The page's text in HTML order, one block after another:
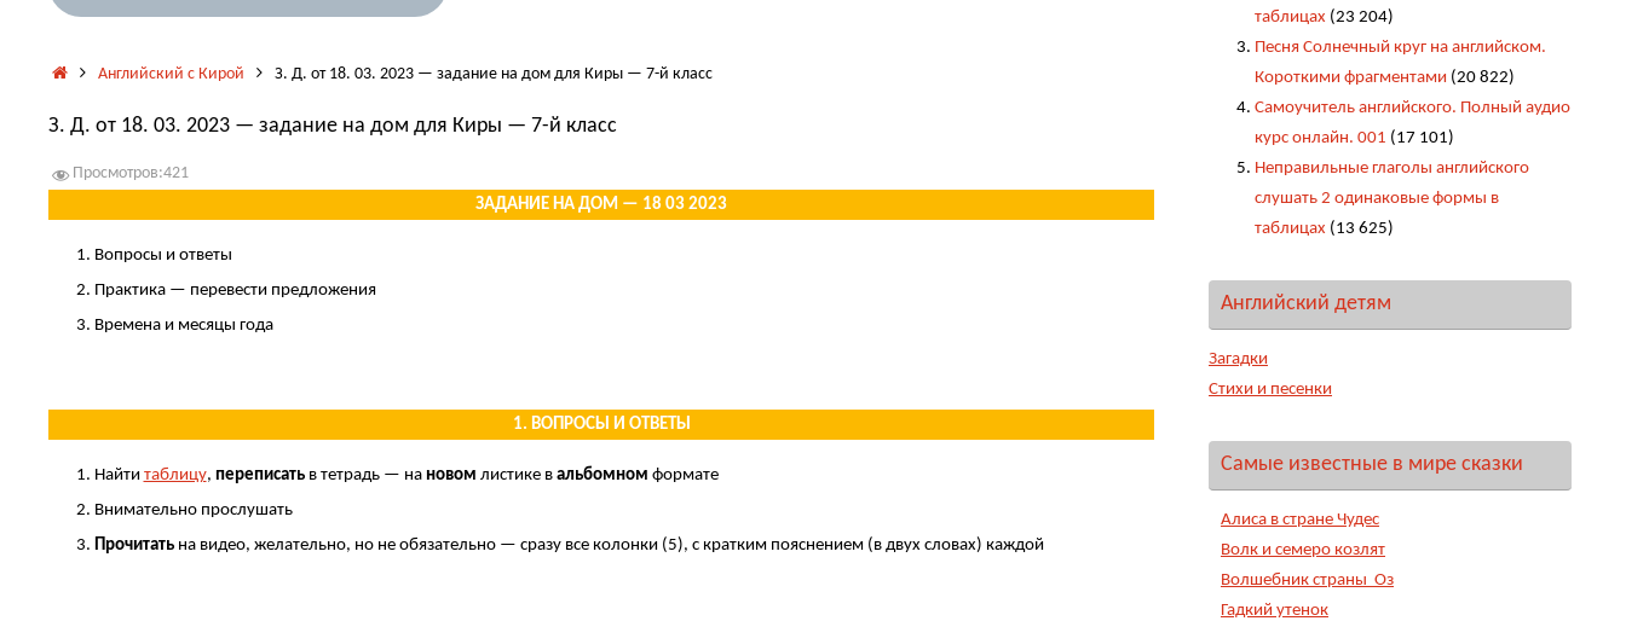
Главная
Английский с Кирой З. Д. от 18. 03. 2023 — задание на дом для Киры — 7-й класс
З. Д. от 18. 03. 2023 — задание на дом для Киры — 7-й класс
Просмотров:421
ЗАДАНИЕ НА ДОМ — 18 03 2023
Вопросы и ответы
Практика — перевести предложения
Времена и месяцы года
1. ВОПРОСЫ И ОТВЕТЫ
Найти таблицу, переписать в тетрадь — на новом листике в альбомном формате
Внимательно прослушать
Прочитать на видео, желательно, но не обязательно — сразу все колонки (5), с кратким пояснением (в двух словах) каждой
таблицах (23 204)
Песня Солнечный круг на английском.
Короткими фрагментами (20 822)
Самоучитель английского. Полный аудио
курс онлайн. 001 (17 101)
Неправильные глаголы английского
слушать 2 одинаковые формы в
таблицах (13 625)
Английский детям
Загадки
Стихи и песенки
Самые известные в мире сказки
Алиса в стране Чудес
Волк и семеро козлят
Волшебник страны Оз
Гадкий утенок